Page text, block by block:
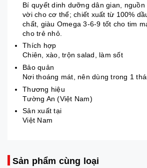
Bí quyết dinh dưỡng dân gian,
vời cho cơ thể; chiết xuất từ 100%
chất, giàu Omega 3-6-9 tốt cho tim
cho trẻ nhỏ.
Thích hợp
Chiên, xào, trộn salad, làm sốt
Bảo quản
Nơi thoáng mát, nên dùng trong 1
Thương hiệu
Tường An (Việt Nam)
Sản xuất tại
Việt Nam
Sản phẩm cùng loại